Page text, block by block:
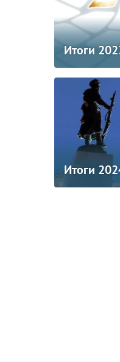
Итоги
Итоги